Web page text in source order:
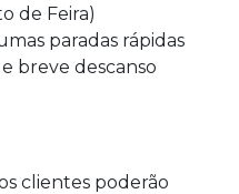
de Feira)
paradas rápidas
breve descanso
clientes poderão